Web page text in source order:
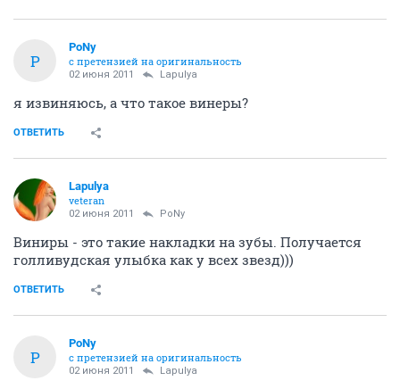
P
PoNy
с претензией на оригинальность
02 июня 2011 Lapulya
я извиняюсь, а что такое винеры?
ОТВЕТИТЬ
Lapulya
veteran
02 июня 2011 PoNy
Виниры - это такие накладки на зубы. Получается
голливудская улыбка как у всех звезд)))
ОТВЕТИТЬ
P
PoNy
с претензией на оригинальность
02 июня 2011 Lapulya